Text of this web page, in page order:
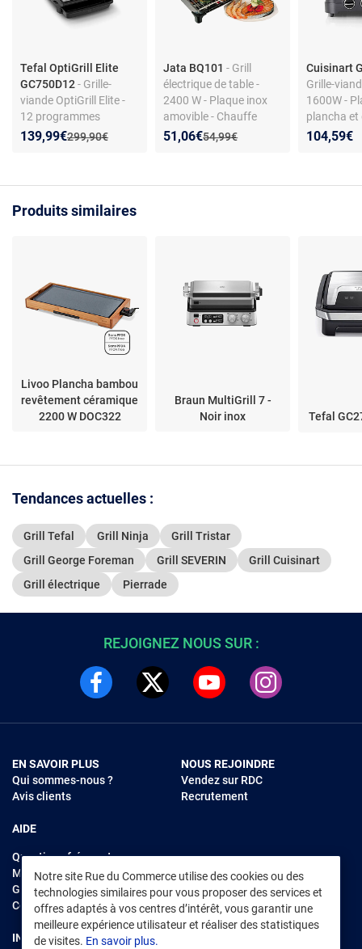
Tefal OptiGrill Elite
GC750D12- Grille-
viande OptiGrill Elite -
12 programmes
automatiques - Plaques
Ancien prix :
299,90€
Nouveau prix :
139,99€
Réduction de :
Jata BQ101- Grill
électrique de table -
2400 W - Plaque inox
amovible - Chauffe
rapide - Facile à
Ancien prix :
54,99€
Nouveau prix :
51,06€
Réduction de :
Cuisinart
Grille-
1600W -
plancha et
104,59€
Produits similaires
Livoo Plancha bambou
revêtement céramique
2200 W DOC322
Braun MultiGrill 7 -
Noir inox
Tefal
Tendances actuelles :
Grill Tefal Grill Ninja
Grill Tristar
Grill George Foreman
Grill SEVERIN
Grill Cuisinart
Grill électrique
Pierrade
Notre site Rue du Commerce utilise des cookies ou des
technologies similaires pour vous proposer des services et
offres adaptés à vos centres d’intérêt, vous garantir une
meilleure expérience utilisateur et réaliser des statistiques
de visites. En savoir plus.
REJOIGNEZ NOUS SUR :
EN SAVOIR PLUS
Qui sommes-nous ?
Avis clients
AIDE
Questions fréquentes
Modes de règlements
Garantie et retours
Contacter Rue du Commerce
NOUS REJOINDRE
Vendez sur RDC
Recrutement
INFORMATIONS LÉGALES